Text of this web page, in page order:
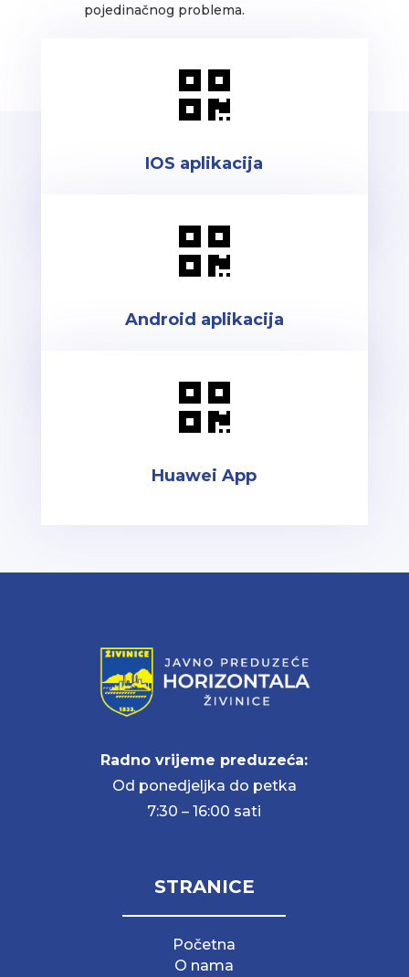
pojedinačnog problema.

IOS aplikacija

Android aplikacija

Huawei App
Radno vrijeme preduzeća:
Od ponedjeljka do petka
7:30 – 16:00 sati
STRANICE
Početna
O nama